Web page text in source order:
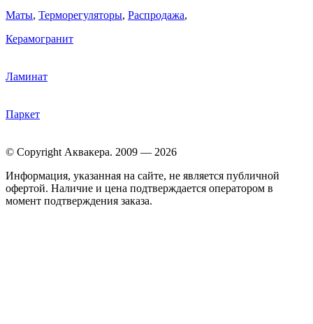
Маты, Терморегуляторы, Распродажа,
Керамогранит
Ламинат
Паркет
© Copyright Аквакера. 2009 — 2026
Информация, указанная на сайте, не является публичной
офертой. Наличие и цена подтверждается оператором в
момент подтверждения заказа.